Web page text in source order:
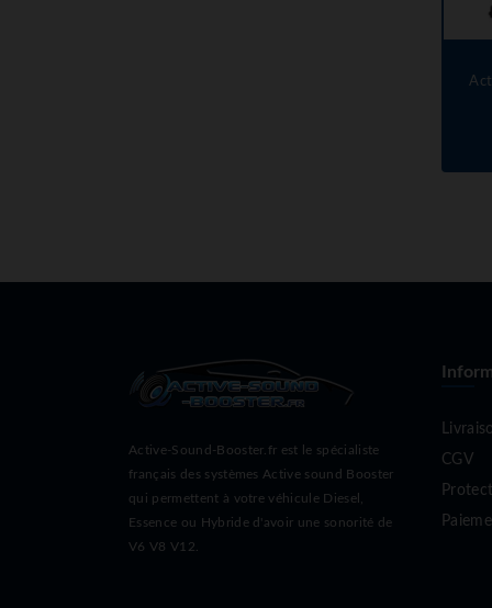
Active-Sound-Booster.fr est le spécialiste
français des systèmes Active sound Booster
qui permettent à votre véhicule Diesel,
Essence ou Hybride d'avoir une sonorité de
V6 V8 V12.
CGV